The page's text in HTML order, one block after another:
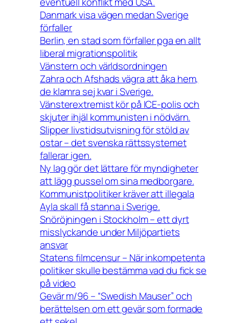
Danmark visa vägen medan Sverige
förfaller
Berlin, en stad som förfaller pga en allt
liberal migrationspolitik
Vänstern och världsordningen
Zahra och Afshads vägra att åka hem,
de klamra sej kvar i Sverige.
Vänsterextremist kör på ICE-polis och
skjuter ihjäl kommunisten i nödvärn.
Slipper livstidsutvisning för stöld av
ostar – det svenska rättssystemet
fallerar igen.
Ny lag gör det lättare för myndigheter
att lägg pussel om sina medborgare.
Kommunistpolitiker kräver att illegala
Ayla skall få stanna i Sverige.
Snöröjningen i Stockholm – ett dyrt
misslyckande under Miljöpartiets
ansvar
Statens filmcensur – När inkompetenta
politiker skulle bestämma vad du fick se
på video
Gevär m/96 – “Swedish Mauser” och
berättelsen om ett gevär som formade